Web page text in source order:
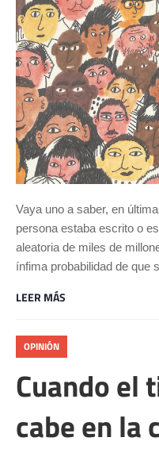
Vaya uno a saber, en
persona estaba escrito o
aleatoria de miles de
ínfima probabilidad de que
LEER MÁS
OPINIÓN
Cuando el
cabe en la